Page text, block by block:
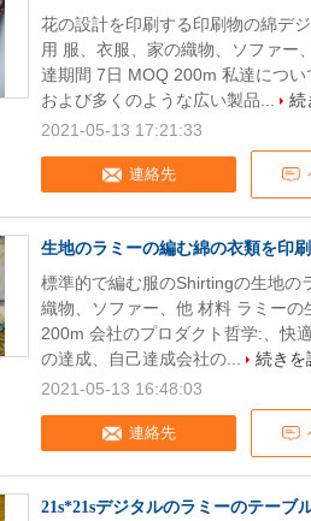
連絡先
花の設計を印刷する印刷物の綿デ
用 服、衣服、家の織物、ソファー
達期間 7日 MOQ 200m 私達につ
および多くのような広い製品...
続
2021-05-13 17:21:33
生地のラミーの編む綿の衣類を印
連絡先
標準的で編む服のShirtingの生地の
織物、ソファー、他 材料 ラミー
200m 会社のプロダクト哲学:、快
の達成、自己達成会社の...
続きを
2021-05-13 16:48:03
21s*21sデジタルのラミーのテーブ